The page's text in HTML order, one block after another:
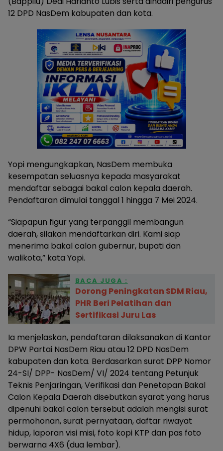
12 DPD NasDem kabupaten dan kota.
Yopi mengungkapkan, NasDem membuka
kesempatan seluasnya kepada masyarakat
mendaftar sebagai bakal calon kepala daerah.
Pendaftaran dimulai tanggal 1 hingga 7 Mei 2024.
“Siapapun figur yang terpanggil membangun
daerah, silakan mendaftarkan diri. Kami siap
menerima bakal calon gubernur, bupati dan
walikota,” kata Yopi.
BACA JUGA :
Dorong Peningkatan SDM Riau,
PHR Beri Pelatihan dan
Sertifikasi Juru Las
Ia menjelaskan, pendaftaran dilaksanakan di Kantor
DPW Partai NasDem Riau atau 12 DPD NasDem
kabupaten dan kota. Berdasarkan surat DPP Nomor
24-SI/ DPP- NasDem/ VI/ 2024 tentang Petunjuk
Teknis Penjaringan, Verifikasi dan Penetapan Bakal
Calon Kepala Daerah disebutkan syarat yang harus
dipenuhi bakal calon tersebut adalah mengisi surat
permohonan, surat pernyataan, daftar riwayat
hidup, laporan visi misi, foto kopi KTP dan pas foto
berwarna 4X6 (dua lembar).